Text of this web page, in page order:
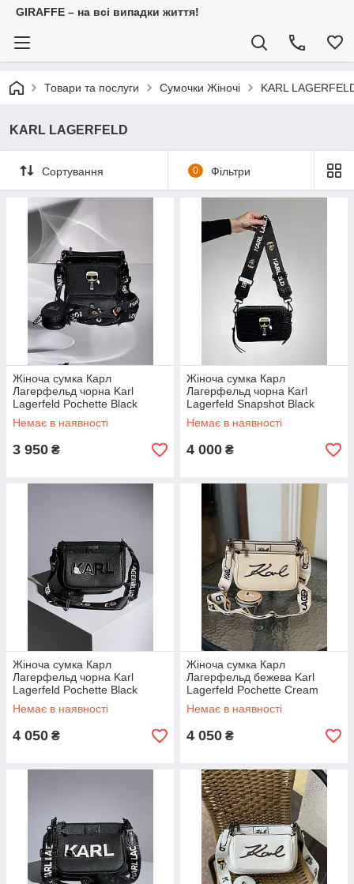
GIRAFFE – на всі випадки життя!
Товари та послуги Сумочки Жіночі KARL
KARL LAGERFELD
Сортування 0 Фільтри
Жіноча сумка Карл
Лагерфельд чорна Karl
Lagerfeld Pochette Black
Немає в наявності
3 950 ₴
Жіноча сумка Карл
Лагерфельд чорна Karl
Lagerfeld Snapshot Black
Croco
Немає в наявності
4 000 ₴
Жіноча сумка Карл
Лагерфельд чорна Karl
Lagerfeld Pochette Black
Немає в наявності
4 050 ₴
Жіноча сумка Карл
Лагерфельд бежева Karl
Lagerfeld Pochette Cream
Немає в наявності
4 050 ₴